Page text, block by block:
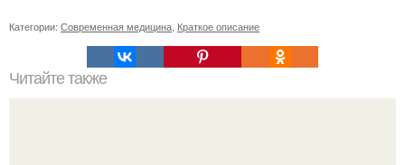
Категории: Современная медицина Краткое описание
Читайте также